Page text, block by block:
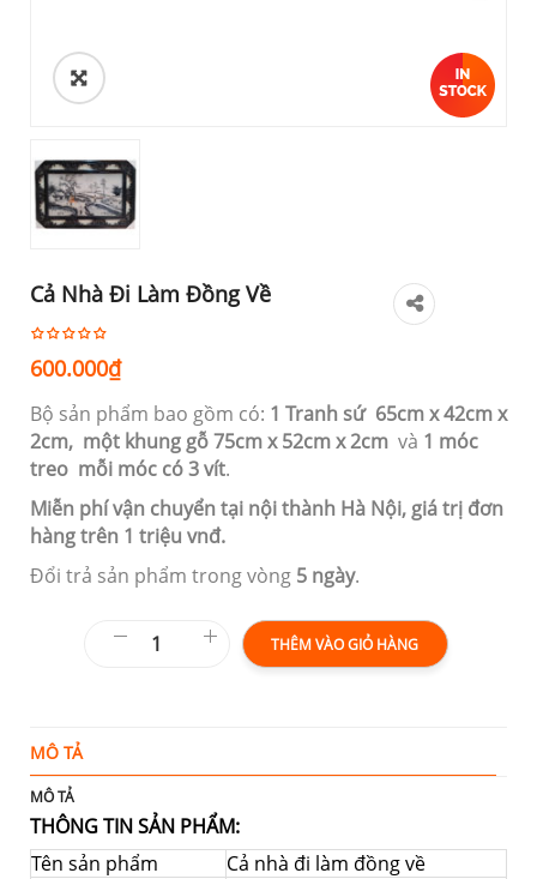
Cả Nhà Đi Làm Đồng Về
600.000₫
Bộ sản phẩm bao gồm có: 1 Tranh sứ 65cmx 42cm x
2cm, một khung gỗ 75cm x 52cm x 2cm và 1 móc
treo mỗi móc có 3 vít.
Miễn phí vận chuyển tại nội thành Hà Nội, giá trị đơn
hàng trên 1 triệu vnđ.
Đổi trả sản phẩm trong vòng 5 ngày.
THÊM VÀO GIỎ HÀNG
MÔ TẢ
MÔ TẢ
THÔNG TIN SẢN PHẨM:
Tên sản phẩm
Cả nhà đi làm đồng về